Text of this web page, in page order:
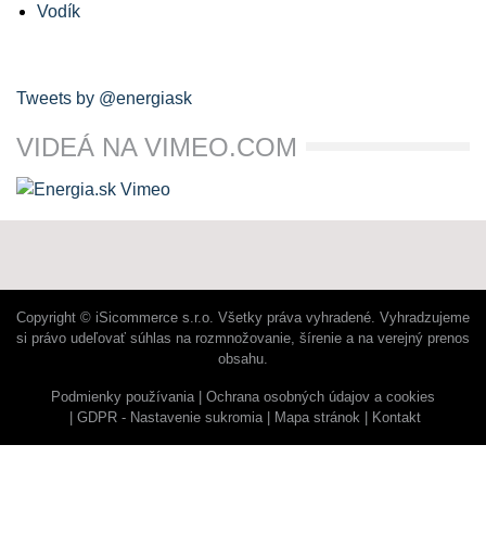
Vodík
Tweets by @energiask
VIDEÁ NA VIMEO.COM
Copyright © iSicommerce s.r.o. Všetky práva vyhradené. Vyhradzujeme
si právo udeľovať súhlas na rozmnožovanie, šírenie a na verejný prenos
obsahu.
Podmienky používania
Ochrana osobných údajov a cookies
GDPR - Nastavenie sukromia
Mapa stránok Kontakt